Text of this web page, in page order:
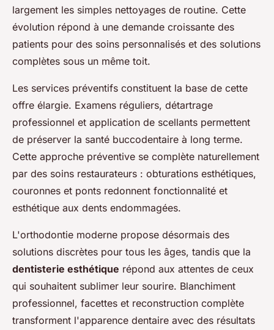
largement les simples nettoyages de routine. Cette
évolution répond à une demande croissante des
patients pour des soins personnalisés et des solutions
complètes sous un même toit.
Les services préventifs constituent la base de cette
offre élargie. Examens réguliers, détartrage
professionnel et application de scellants permettent
de préserver la santé buccodentaire à long terme.
Cette approche préventive se complète naturellement
par des soins restaurateurs : obturations esthétiques,
couronnes et ponts redonnent fonctionnalité et
esthétique aux dents endommagées.
L'orthodontie moderne propose désormais des
solutions discrètes pour tous les âges, tandis que la
dentisterie esthétique répond aux attentes de ceux
qui souhaitent sublimer leur sourire. Blanchiment
professionnel, facettes et reconstruction complète
transforment l'apparence dentaire avec des résultats